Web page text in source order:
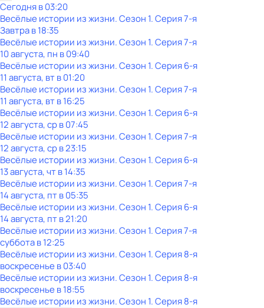
Сегодня в 03:20
Весёлые истории из жизни. Сезон 1. Серия 7-я
Завтра в 18:35
Весёлые истории из жизни. Сезон 1. Серия 7-я
10 августа, пн в 09:40
Весёлые истории из жизни. Сезон 1. Серия 6-я
11 августа, вт в 01:20
Весёлые истории из жизни. Сезон 1. Серия 7-я
11 августа, вт в 16:25
Весёлые истории из жизни. Сезон 1. Серия 6-я
12 августа, ср в 07:45
Весёлые истории из жизни. Сезон 1. Серия 7-я
12 августа, ср в 23:15
Весёлые истории из жизни. Сезон 1. Серия 6-я
13 августа, чт в 14:35
Весёлые истории из жизни. Сезон 1. Серия 7-я
14 августа, пт в 05:35
Весёлые истории из жизни. Сезон 1. Серия 6-я
14 августа, пт в 21:20
Весёлые истории из жизни. Сезон 1. Серия 7-я
субботав12:25
Весёлые истории из жизни. Сезон 1. Серия 8-я
воскресенье в03:40
Весёлые истории из жизни. Сезон 1. Серия 8-я
воскресенье в18:55
Весёлые истории из жизни. Сезон 1. Серия 8-я